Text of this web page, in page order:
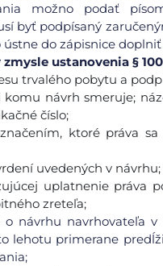
možno podať
byť podpísaný
do zápisnice
ustanovenia §
trvalého pobytu a
návrh smeruje;
číslo;
ktoré práva
uvedených v návrhu;
uplatnenie práva
zreteľa;
o návrhu navrhovateľa
lehotu primerane